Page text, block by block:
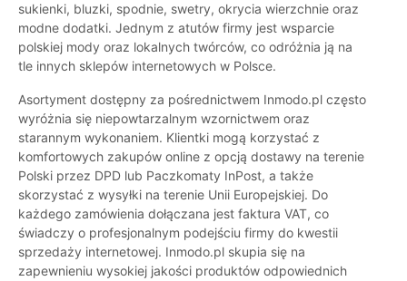
sukienki, bluzki, spodnie, swetry, okrycia wierzchnie oraz
modne dodatki. Jednym z atutów firmy jest wsparcie
polskiej mody oraz lokalnych twórców, co odróżnia ją na
tle innych sklepów internetowych w Polsce.
Asortyment dostępny za pośrednictwem Inmodo.pl często
wyróżnia się niepowtarzalnym wzornictwem oraz
starannym wykonaniem. Klientki mogą korzystać z
komfortowych zakupów online z opcją dostawy na terenie
Polski przez DPD lub Paczkomaty InPost, a także
skorzystać z wysyłki na terenie Unii Europejskiej. Do
każdego zamówienia dołączana jest faktura VAT, co
świadczy o profesjonalnym podejściu firmy do kwestii
sprzedaży internetowej. Inmodo.pl skupia się na
zapewnieniu wysokiej jakości produktów odpowiednich